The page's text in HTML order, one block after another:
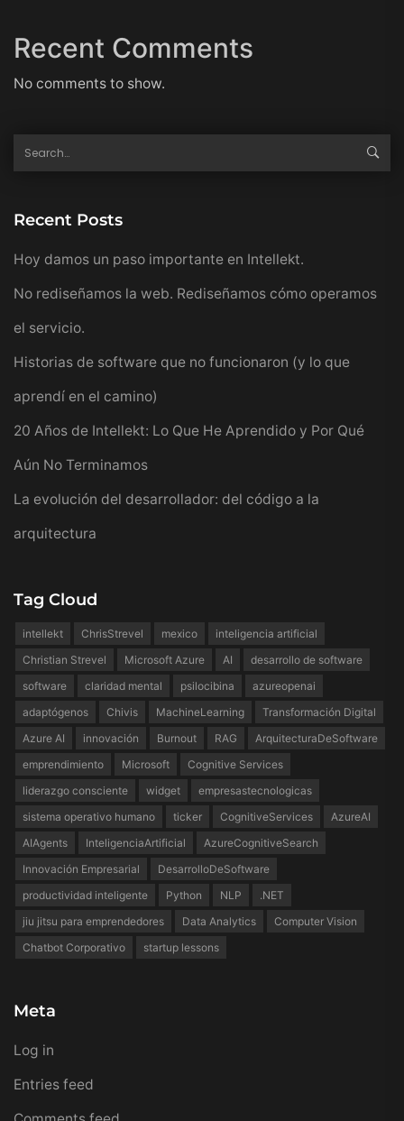
Recent Comments
No comments to show.
Recent Posts
Hoy damos un paso importante en Intellekt.
No rediseñamos la web. Rediseñamos cómo operamos
el servicio.
Historias de software que no funcionaron (y lo que
aprendí en el camino)
20 Años de Intellekt: Lo Que He Aprendido y Por Qué
Aún No Terminamos
La evolución del desarrollador: del código a la
arquitectura
Tag Cloud
intellekt ChrisStrevel mexico
inteligencia artificial
Christian Strevel
Microsoft Azure AI
desarrollo de software
software
claridad mental psilocibina
azureopenai
adaptógenos
Chivis MachineLearning
Transformación Digital
Azure AI
innovación Burnout RAG
ArquitecturaDeSoftware
emprendimiento
Microsoft
Cognitive Services
liderazgo consciente
widget
empresastecnologicas
sistema operativo humano
ticker CognitiveServices
AzureAI
AIAgents
InteligenciaArtificial
AzureCognitiveSearch
Innovación Empresarial
DesarrolloDeSoftware
productividad inteligente
Python NLP
.NET
jiu jitsu para emprendedores
Data Analytics
Computer Vision
Chatbot Corporativo
startup lessons
Meta
Log in
Entries feed